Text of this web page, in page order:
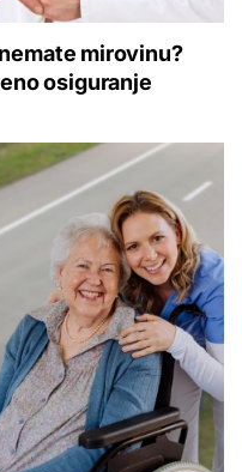
mirovinu?
osiguranje